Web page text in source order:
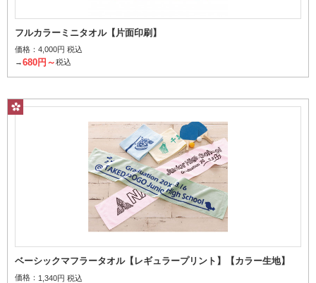
フルカラーミニタオル【片面印刷】
価格： 4,000円 税込
→680円～税込
ベーシックマフラータオル【レギュラープリント】【カラー生地】
価格： 1,340円 税込